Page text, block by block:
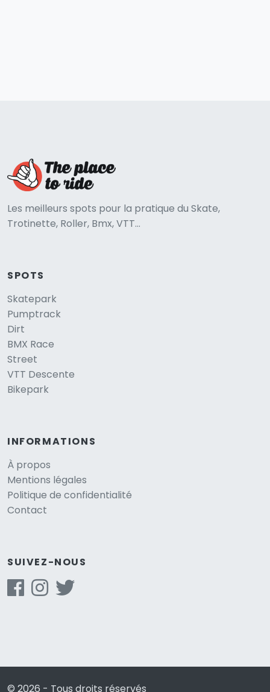
Les meilleurs spots pour la pratique du Skate,
Trotinette, Roller, Bmx, VTT...
SPOTS
Skatepark
Pumptrack
Dirt
BMX Race
Street
VTT Descente
Bikepark
INFORMATIONS
À propos
Mentions légales
Politique de confidentialité
Contact
SUIVEZ-NOUS
© 2026 - Tous droits réservés